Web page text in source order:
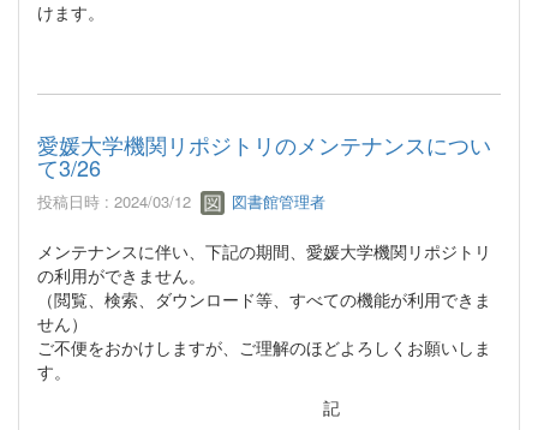
けます。
愛媛大学機関リポジトリのメンテナンスについ
て3/26
投稿日時 : 2024/03/12 図書館管理者
メンテナンスに伴い、下記の期間、愛媛大学機関リポジトリ
の利用ができません。
（閲覧、検索、ダウンロード等、すべての機能が利用できま
せん）
ご不便をおかけしますが、ご理解のほどよろしくお願いしま
す。
記